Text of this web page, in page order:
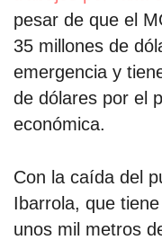
pesar de que el
35 millones de
emergencia y
de dólares por el
económica.
Con la caída del
Ibarrola, que
unos mil metros